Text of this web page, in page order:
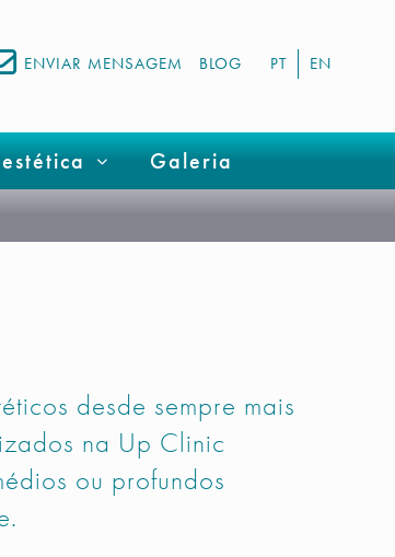
PT EN
BLOG
ENVIAR MENSAGEM
Galeria
desde sempre mais
na Up Clinic
ou profundos